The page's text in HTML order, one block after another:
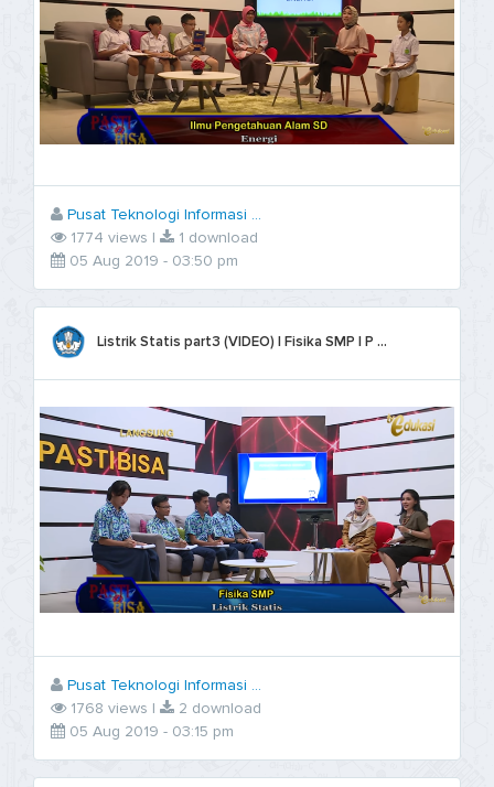
Pusat Teknologi Informasi ...
1774 views |
1 download
05 Aug 2019 - 03:50 pm
Listrik Statis part3 (VIDEO) | Fisika SMP | P ...
Pusat Teknologi Informasi ...
1768 views |
2 download
05 Aug 2019 - 03:15 pm